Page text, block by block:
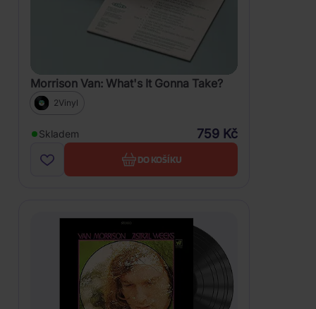
Morrison Van: What's It Gonna Take?
2Vinyl
Skladem 759 Kč
DO KOŠÍKU